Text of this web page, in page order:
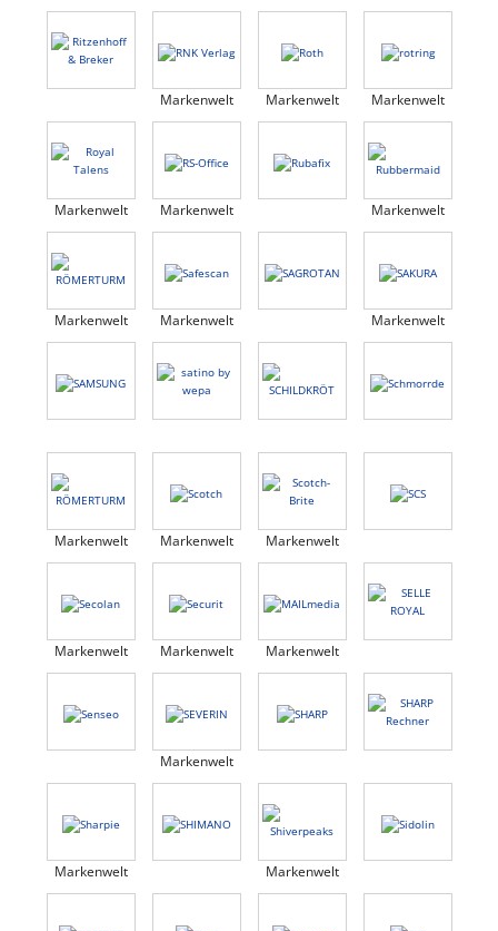
Markenwelt Markenwelt Markenwelt
Markenwelt Markenwelt Markenwelt
Markenwelt Markenwelt Markenwelt
Markenwelt Markenwelt Markenwelt
Markenwelt Markenwelt Markenwelt
Markenwelt
Markenwelt Markenwelt